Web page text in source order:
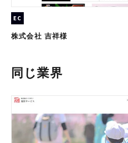
EC
株式会社 吉祥様
同じ業界